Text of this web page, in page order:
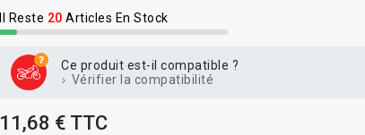
Il Reste 20Articles En Stock
Ce produit est-il compatible ?
Vérifier la compatibilité
11,68 € TTC